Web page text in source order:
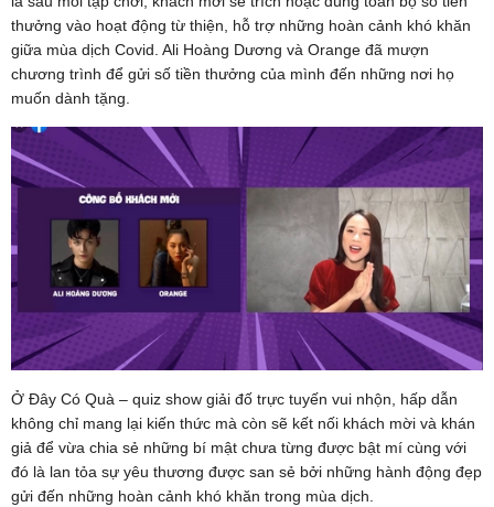
thưởng vào hoạt động từ thiện, hỗ trợ những hoàn cảnh khó khăn
giữa mùa dịch Covid. Ali Hoàng Dương và Orange đã mượn
chương trình để gửi số tiền thưởng của mình đến những nơi họ
muốn dành tặng.
Ở Đây Có Quà – quiz show giải đố trực tuyến vui nhộn, hấp dẫn
không chỉ mang lại kiến thức mà còn sẽ kết nối khách mời và khán
giả để vừa chia sẻ những bí mật chưa từng được bật mí cùng với
đó là lan tỏa sự yêu thương được san sẻ bởi những hành động đẹp
gửi đến những hoàn cảnh khó khăn trong mùa dịch.